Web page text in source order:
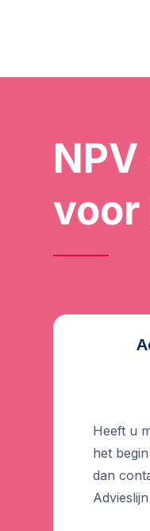
voor
Heeft u
het
dan